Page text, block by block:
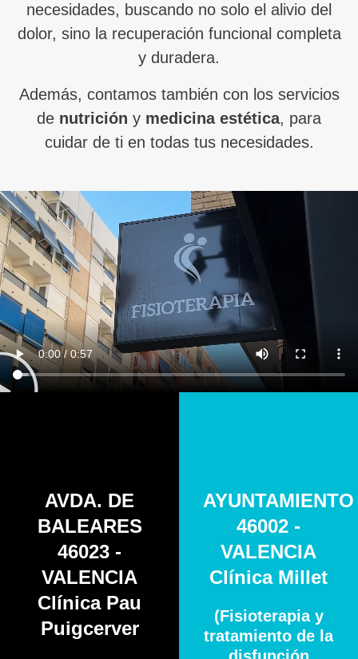
necesidades, buscando no solo el alivio del
dolor, sino la recuperación funcional completa
y duradera.
Además, contamos también con los servicios
de nutrición y medicina estética, para
cuidar de ti en todas tus necesidades.
AVDA. DE
BALEARES
46023 -
VALENCIA
Clínica Pau
Puigcerver
AYUNTAMIENTO
46002 -
VALENCIA
Clínica Millet
(Fisioterapia y
tratamiento de la